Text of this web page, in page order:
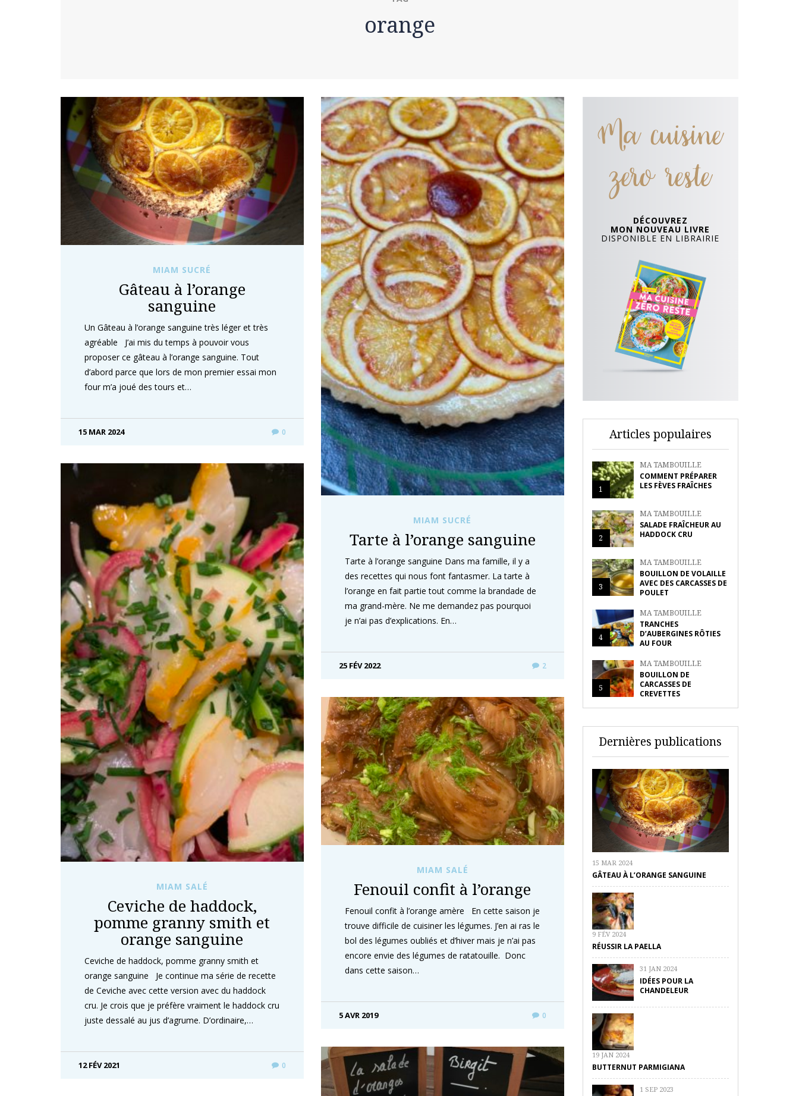
orange
MIAM SUCRÉ
Gâteau à l’orange
sanguine
Un Gâteau à l’orange sanguine très léger et très
agréable J’ai mis du temps à pouvoir vous
proposer ce gâteau à l’orange sanguine. Tout
d’abord parce que lors de mon premier essai mon
four m’a joué des tours et…
15 MAR 2024 0
MIAM SUCRÉ
Tarte à l’orange sanguine
Tarte à l’orange sanguine Dans ma famille, il y a
des recettes qui nous font fantasmer. La tarte à
l’orange en fait partie tout comme la brandade de
ma grand-mère. Ne me demandez pas pourquoi
je n’ai pas d’explications. En…
25 FÉV 2022 2
MIAM SALÉ
Ceviche de haddock,
pomme granny smith et
orange sanguine
Ceviche de haddock, pomme granny smith et
orange sanguine Je continue ma série de recette
de Ceviche avec cette version avec du haddock
cru. Je crois que je préfère vraiment le haddock cru
juste dessalé au jus d’agrume. D’ordinaire,…
12 FÉV 2021 0
MIAM SALÉ
Fenouil confit à l’orange
Fenouil confit à l’orange amère En cette saison je
trouve difficile de cuisiner les légumes. J’en ai ras le
bol des légumes oubliés et d’hiver mais je n’ai pas
encore envie des légumes de ratatouille. Donc
dans cette saison…
5 AVR 2019 0
Ma cuisine
zero reste
DÉCOUVREZ
MON NOUVEAU LIVRE
DISPONIBLE EN LIBRAIRIE
Articles populaires
1
MA TAMBOUILLE
COMMENT PRÉPARER
LES FÈVES FRAÎCHES
2
MA TAMBOUILLE
SALADE FRAÎCHEUR AU
HADDOCK CRU
3
MA TAMBOUILLE
BOUILLON DE VOLAILLE
AVEC DES CARCASSES DE
POULET
4
MA TAMBOUILLE
TRANCHES
D’AUBERGINES RÔTIES
AU FOUR
5
MA TAMBOUILLE
BOUILLON DE
CARCASSES DE
CREVETTES
Dernières publications
15 MAR 2024
GÂTEAU À L’ORANGE SANGUINE
9 FÉV 2024
RÉUSSIR LA PAELLA
31 JAN 2024
IDÉES POUR LA
CHANDELEUR
19 JAN 2024
BUTTERNUT PARMIGIANA
1 SEP 2023